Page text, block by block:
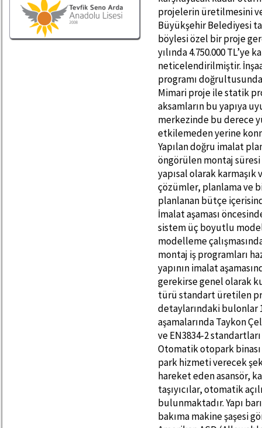
projelerin üretilmesini
Büyükşehir Belediyesi
böylesi özel bir proje
yılında 4.750.000 TL’ye
neticelendirilmiştir.
programı
Mimari proje ile statik
aksamların bu yapıya
merkezinde bu derece
etkilemeden yerine
Yapılan doğru imalat
öngörülen montaj
yapısal olarak
çözümler, planlama ve
planlanan bütçe
İmalat aşaması
sistem üç boyutlu
modelleme
montaj iş programları
yapının imalat
gerekirse genel olarak
türü standart üretilen
detaylarındaki bulonlar
aşamalarında Taykon
ve EN3834-2
Otomatik otopark binası
park hizmeti verecek
hareket eden asansör,
taşıyıcılar, otomatik
bulunmaktadır. Yapı
bakıma makine şaşesi